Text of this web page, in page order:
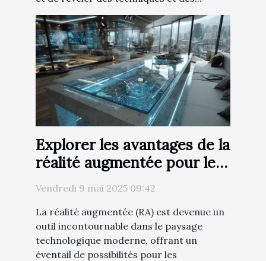
Explorer les avantages de la
réalité augmentée pour les
entreprises
Vendredi 9 mai 2025 09:42
La réalité augmentée (RA) est devenue un
outil incontournable dans le paysage
technologique moderne, offrant un
éventail de possibilités pour les